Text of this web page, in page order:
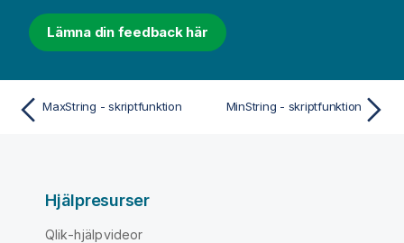
Lämna din feedback här
MaxString - skriptfunktion MinString - skriptfunktion
Hjälpresurser
Qlik-hjälpvideor